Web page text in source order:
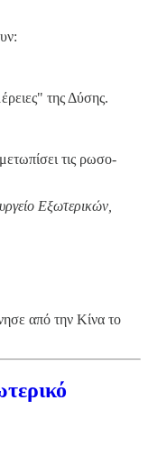
της Δύσης.
τις ρωσο-
Εξωτερικών,
από την Κίνα το